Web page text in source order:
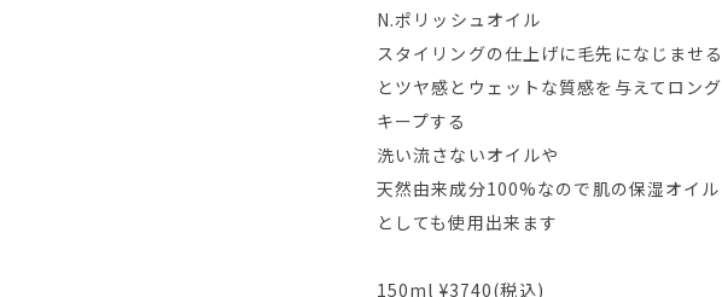
N.ポリッシュオイル
スタイリングの仕上げに毛先になじませる
とツヤ感とウェットな質感を与えてロング
キープする
洗い流さないオイルや
天然由来成分100%なので肌の保湿オイル
としても使用出来ます
150ml ¥3740(税込)